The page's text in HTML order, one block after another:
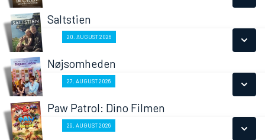
SE ALLE DAGE
Saltstien
20. AUGUST 2026
SE ALLE DAGE
Nøjsomheden
27. AUGUST 2026
SE ALLE DAGE
Paw Patrol: Dino Filmen
29. AUGUST 2026